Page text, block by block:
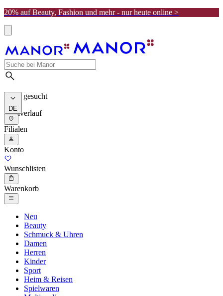
20% auf Beauty, Fashion und mehr - nur heute online >
Meist gesucht
Suchverlauf
DE
Filialen
Konto
Wunschlisten
Warenkorb
Neu
Beauty
Schmuck & Uhren
Damen
Herren
Kinder
Sport
Heim & Reisen
Spielwaren